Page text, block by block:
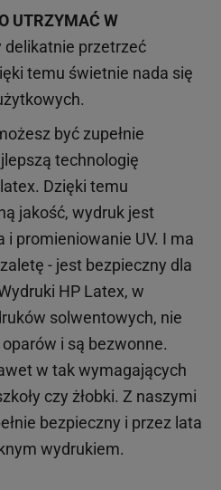
UTRZYMAĆ W
delikatnie przetrzeć
temu świetnie nada się
być zupełnie
technologię
Dzięki temu
jakość, wydruk jest
i promieniowanie UV. I ma
- jest bezpieczny dla
HP Latex, w
solwentowych, nie
i są bezwonne.
w tak wymagających
czy żłobki. Z naszymi
bezpieczny i przez lata
wydrukiem.